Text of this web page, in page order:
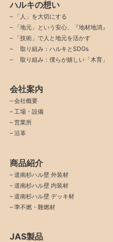
ハルキの想い
–
「人」を大切にする
–
「地元」という安心、『地材地消』
–
「技術」で人と地元を活かす
–
取り組み：ハルキとSDGs
–
取り組み：僕らが嬉しい「木育」
会社案内
– 会社概要
– 工場・設備
– 営業所
– 沿革
商品紹介
– 道南杉ハル壁 外装材
– 道南杉ハル壁 内装材
– 道南杉ハル壁 デッキ材
– 準不燃・難燃材
JAS製品